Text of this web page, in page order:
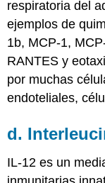
respiratoria del
ejemplos de
1b, MCP-1,
RANTES y
por muchas
endoteliales,
d.
IL-12 es un